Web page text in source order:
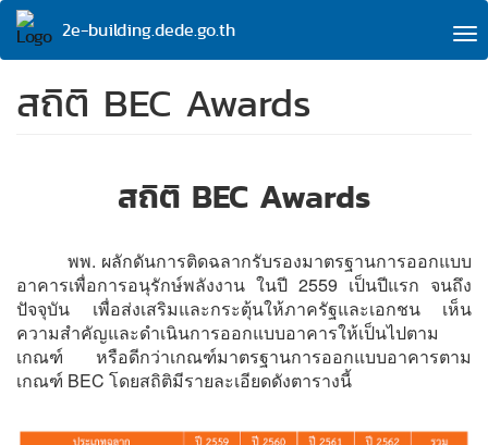
Skip
main
content
2e-building.dede.go.th
สถิติ BEC Awards
สถิติ BEC Awards
พพ. ผลักดันการติดฉลากรับรองมาตรฐานการออกแบบ
อาคารเพื่อการอนุรักษ์พลังงาน ในปี 2559 เป็นปีแรก จนถึง
ปัจจุบัน เพื่อส่งเสริมและกระตุ้นให้ภาครัฐและเอกชน เห็น
ความสำคัญและดำเนินการออกแบบอาคารให้เป็นไปตาม
เกณฑ์ หรือดีกว่าเกณฑ์มาตรฐานการออกแบบอาคารตาม
เกณฑ์ BEC โดยสถิติมีรายละเอียดดังตารางนี้